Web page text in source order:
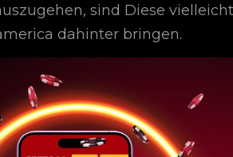
sind Diese
dahinter bringen.